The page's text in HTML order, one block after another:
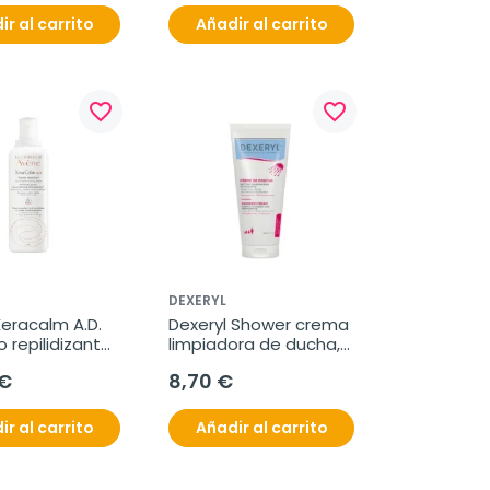
al carrito Añadir al carrito
favorite_border
A.D.
repilidizante,
al carrito
favorite_border
DEXERYL
Dexeryl Shower crema
limpiadora de ducha,
8,70 €
Añadir al carrito